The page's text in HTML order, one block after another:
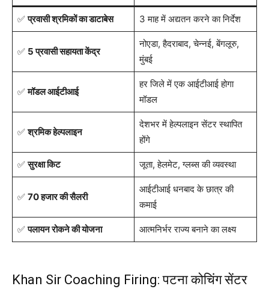
✅प्रवासी श्रमिकों का डाटाबेस 3 माह में अद्यतन करने का निर्देश
✅ 5 प्रवासी सहायता केंद्र
नोएडा, हैदराबाद, चेन्नई, बेंगलूरु,
मुंबई
✅मॉडल आईटीआई
हर जिले में एक आईटीआई होगा
मॉडल
✅श्रमिक हेल्पलाइन
देशभर में हेल्पलाइन सेंटर स्थापित
होंगे
✅सुरक्षा किट जूता, हेलमेट, ग्लब्स की व्यवस्था
✅ 70 हजार की सैलरी
आईटीआई धनबाद के छात्र की
कमाई
✅पलायन रोकने की योजना आत्मनिर्भर राज्य बनाने का लक्ष्य
Khan Sir Coaching Firing: पटना कोचिंग सेंटर